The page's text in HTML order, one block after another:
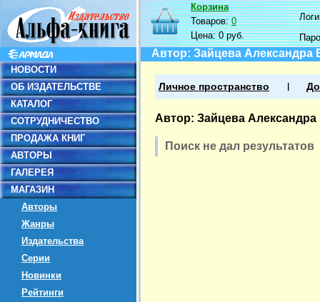
НОВОСТИ
ОБ ИЗДАТЕЛЬСТВЕ
КАТАЛОГ
СОТРУДНИЧЕСТВО
ПРОДАЖА КНИГ
АВТОРЫ
ГАЛЕРЕЯ
МАГАЗИН
Авторы
Жанры
Издательства
Серии
Новинки
Рейтинги
Корзина
Товаров:0
Цена:0 руб.
Автор: Зайцева Александра
Личное пространство
Автор: Зайцева
Поиск не дал результатов